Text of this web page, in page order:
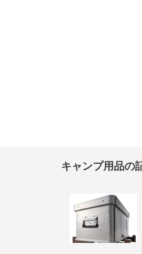
キャンプ用品の